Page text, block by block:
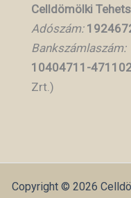
Celldömölki
Adószám:
Bankszámlaszám:
10404711-
Zrt.)
Copyright © 2026